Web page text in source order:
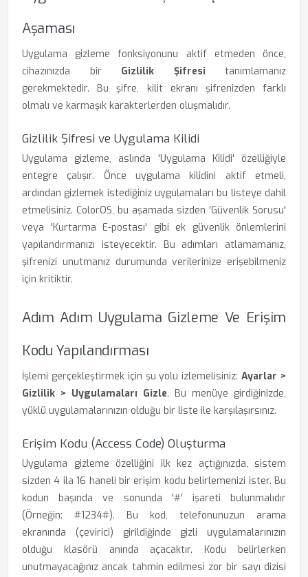
Aşaması
Uygulama gizleme fonksiyonunu aktif etmeden önce,
cihazınızda bir Gizlilik Şifresi tanımlamanız
gerekmektedir. Bu şifre, kilit ekranı şifrenizden farklı
olmalı ve karmaşık karakterlerden oluşmalıdır.
Gizlilik Şifresi ve Uygulama Kilidi
Uygulama gizleme, aslında 'Uygulama Kilidi' özelliğiyle
entegre çalışır. Önce uygulama kilidini aktif etmeli,
ardından gizlemek istediğiniz uygulamaları bu listeye dahil
etmelisiniz. ColorOS, bu aşamada sizden 'Güvenlik Sorusu'
veya 'Kurtarma E-postası' gibi ek güvenlik önlemlerini
yapılandırmanızı isteyecektir. Bu adımları atlamamanız,
şifrenizi unutmanız durumunda verilerinize erişebilmeniz
için kritiktir.
Adım Adım Uygulama Gizleme Ve Erişim
Kodu Yapılandırması
İşlemi gerçekleştirmek için şu yolu izlemelisiniz:Ayarlar >
Gizlilik > Uygulamaları Gizle. Bu menüye girdiğinizde,
yüklü uygulamalarınızın olduğu bir liste ile karşılaşırsınız.
Erişim Kodu (Access Code) Oluşturma
Uygulama gizleme özelliğini ilk kez açtığınızda, sistem
sizden 4 ila 16 haneli bir erişim kodu belirlemenizi ister. Bu
kodun başında ve sonunda '#' işareti bulunmalıdır
(Örneğin: #1234#). Bu kod, telefonunuzun arama
ekranında (çevirici) girildiğinde gizli uygulamalarınızın
olduğu klasörü anında açacaktır. Kodu belirlerken
unutmayacağınız ancak tahmin edilmesi zor bir sayı dizisi